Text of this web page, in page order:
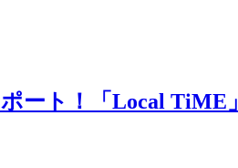
ート！「Local TiME」